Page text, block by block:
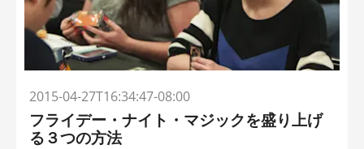
2015-04-27T16:34:47-08:00
フライデー・ナイト・マジックを盛り上げ
る３つの方法